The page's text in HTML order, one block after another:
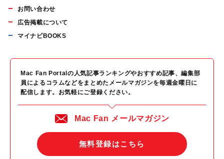
お問い合わせ
広告掲載について
マイナビBOOKS
Mac Fan Portalの人気記事ランキングやおすすめ記事、編集部
員によるコラムなどをまとめたメールマガジンを毎週金曜日に
配信します。お気軽にご登録ください。
Mac Fan メールマガジン
無料登録はこちら